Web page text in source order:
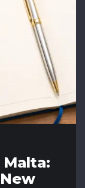
Malta: